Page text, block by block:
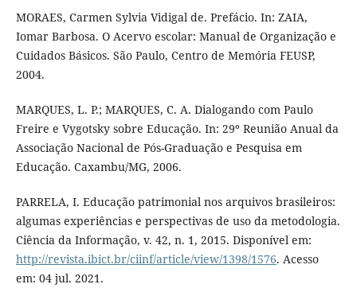
MORAES, Carmen Sylvia Vidigal de. Prefácio. In: ZAIA,
Iomar Barbosa. O Acervo escolar: Manual de Organização e
Cuidados Básicos. São Paulo, Centro de Memória FEUSP,
2004.
MARQUES, L. P.; MARQUES, C. A. Dialogando com Paulo
Freire e Vygotsky sobre Educação. In: 29º Reunião Anual da
Associação Nacional de Pós-Graduação e Pesquisa em
Educação. Caxambu/MG, 2006.
PARRELA, I. Educação patrimonial nos arquivos brasileiros:
algumas experiências e perspectivas de uso da metodologia.
Ciência da Informação, v. 42, n. 1, 2015. Disponível em:
http://revista.ibict.br/ciinf/article/view/1398/1576. Acesso
em: 04 jul. 2021.